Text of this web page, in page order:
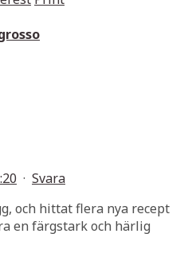
· Svara
och hittat flera nya recept
en färgstark och härlig